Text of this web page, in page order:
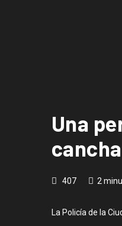
Una
407 2
La Policía de la